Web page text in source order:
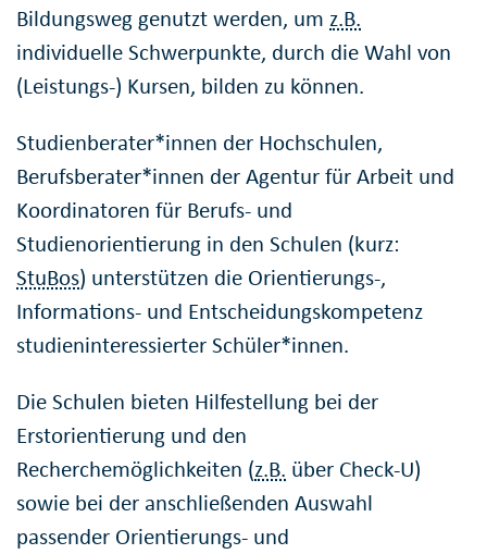
Bildungsweg genutzt werden, um z.B.
individuelle Schwerpunkte, durch die Wahl von
(Leistungs-) Kursen, bilden zu können.
Studienberater*innen der Hochschulen,
Berufsberater*innen der Agentur für Arbeit und
Koordinatoren für Berufs- und
Studienorientierung in den Schulen (kurz:
StuBos) unterstützen die Orientierungs-,
Informations- und Entscheidungskompetenz
studieninteressierter Schüler*innen.
Die Schulen bieten Hilfestellung bei der
Erstorientierung und den
Recherchemöglichkeiten (z.B. über Check-U)
sowie bei der anschließenden Auswahl
passender Orientierungs- und